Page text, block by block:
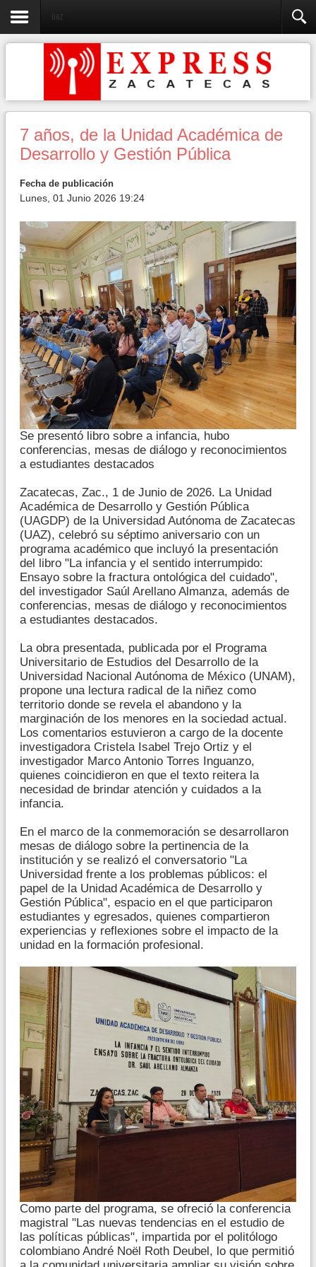
UAZ
7 años, de la Unidad Académica de
Desarrollo y Gestión Pública
Fecha de publicación
Lunes, 01 Junio 2026 19:24
Se presentó libro sobre a infancia, hubo
conferencias, mesas de diálogo y reconocimientos
a estudiantes destacados
Zacatecas, Zac., 1 de Junio de 2026. La Unidad
Académica de Desarrollo y Gestión Pública
(UAGDP) de la Universidad Autónoma de Zacatecas
(UAZ), celebró su séptimo aniversario con un
programa académico que incluyó la presentación
del libro "La infancia y el sentido interrumpido:
Ensayo sobre la fractura ontológica del cuidado",
del investigador Saúl Arellano Almanza, además de
conferencias, mesas de diálogo y reconocimientos
a estudiantes destacados.
La obra presentada, publicada por el Programa
Universitario de Estudios del Desarrollo de la
Universidad Nacional Autónoma de México (UNAM),
propone una lectura radical de la niñez como
territorio donde se revela el abandono y la
marginación de los menores en la sociedad actual.
Los comentarios estuvieron a cargo de la docente
investigadora Cristela Isabel Trejo Ortiz y el
investigador Marco Antonio Torres Inguanzo,
quienes coincidieron en que el texto reitera la
necesidad de brindar atención y cuidados a la
infancia.
En el marco de la conmemoración se desarrollaron
mesas de diálogo sobre la pertinencia de la
institución y se realizó el conversatorio "La
Universidad frente a los problemas públicos: el
papel de la Unidad Académica de Desarrollo y
Gestión Pública", espacio en el que participaron
estudiantes y egresados, quienes compartieron
experiencias y reflexiones sobre el impacto de la
unidad en la formación profesional.
Como parte del programa, se ofreció la conferencia
magistral "Las nuevas tendencias en el estudio de
las políticas públicas", impartida por el politólogo
colombiano André Noël Roth Deubel, lo que permitió